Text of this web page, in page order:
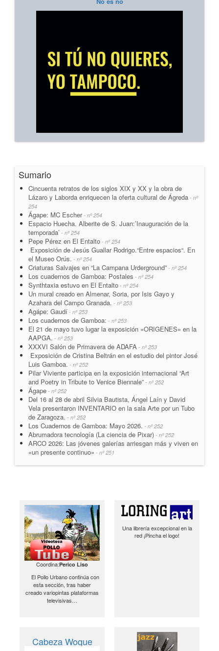
Sumario
Cincuenta retratos de los siglos XIX y XX y la obra de
Lázaro y Laborda enriquecen la oferta cultural de Ágreda - nº
254
Ágape: MC Escher- nº 254
Espacio Huecha. Alberite de S. Juan:’Inauguración de la
temporada’ - nº 254
Pepe Pérez en El Entalto - nº 254
Exposición de Jesús Guallar Rodrigo.“Entre espacios“. En
el Museo Orús. - nº 254
Criaturas Salvajes en “La Campana Urderground” - nº 254
Los cuadernos de Gamboa: Postales - nº 254
Synthtaxia estuvo en El Entalto - nº 254
Un mural creado en Almenar, Soria, por Isis Gayo y
Azahara del Campo Granada. - nº 253
Agápe: Gaudí - nº 253
Los cuadernos de Gamboa: - nº 253
El 21 de mayo tuvo lugar la exposición «ORIGENES» en la
AAPGA. - nº 253
XXXVI Salón de Primavera de ADAFA - nº 253
Exposición de Cristina Beltrán en el estudio del pintor José
Luis Gamboa. - nº 252
Pilar Viviente participa en la exposición internacional “Art
and Poetry in Tribute to Venice Biennale” - nº 252
Ágape - nº 252
Del 16 al 28 de abril Silvia Bautista, Ángel Laín y David
Vela presentaron INVENTARIO en la sala Arte por un Tubo
de Zaragoza. - nº 252
Los Cuadernos de Gamboa: Mayo 2026. - nº 252
Abrumadora tecnología (La ciencia de Pixar) - nº 252
ARCO 2026: Las jóvenes galerías arriesgan más y viven en
«un presente continuo» - nº 251
Coordina:Perico Liso
El Pollo Urbano continúa con
esta sección, tras haber
creado variopintas plataformas
televisivas…
Una librería excepcional en la
red ¡Pincha el logo!
Cabeza Woque